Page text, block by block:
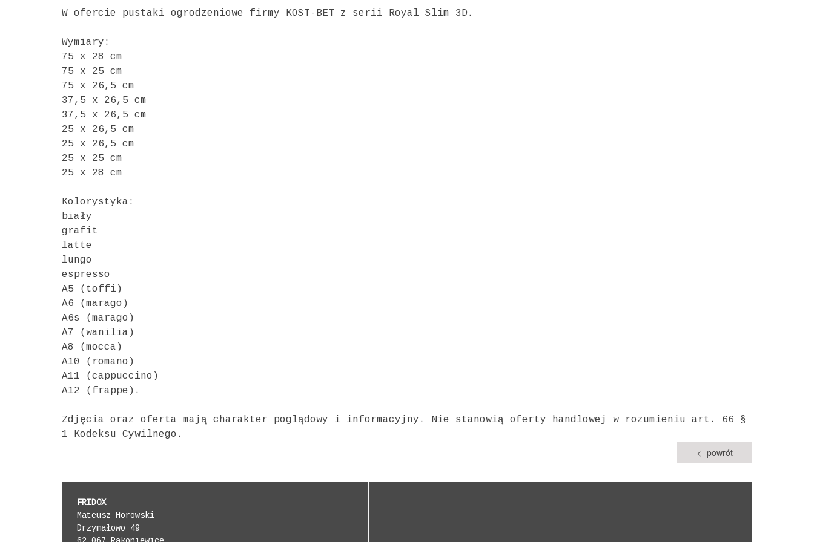
W ofercie pustaki ogrodzeniowe firmy KOST-BET z serii Royal Slim 3D.
Wymiary:
75 x 28 cm
75 x 25 cm
75 x 26,5 cm
37,5 x 26,5 cm
37,5 x 26,5 cm
25 x 26,5 cm
25 x 26,5 cm
25 x 25 cm
25 x 28 cm
Kolorystyka:
biały
grafit
latte
lungo
espresso
A5 (toffi)
A6 (marago)
A6s (marago)
A7 (wanilia)
A8 (mocca)
A10 (romano)
A11 (cappuccino)
A12 (frappe).
Zdjęcia oraz oferta mają charakter poglądowy i informacyjny. Nie stanowią oferty handlowej w rozumieniu art. 66 §
1 Kodeksu Cywilnego.
<- powrót
FRIDOX
Mateusz Horowski
Drzymałowo 49